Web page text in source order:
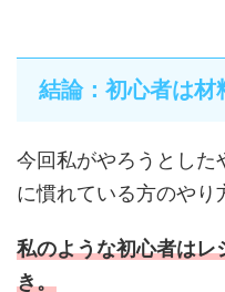
結論：初心者は材
今回私がやろうとした
に慣れている方のやり
私のような初心者はレ
き。